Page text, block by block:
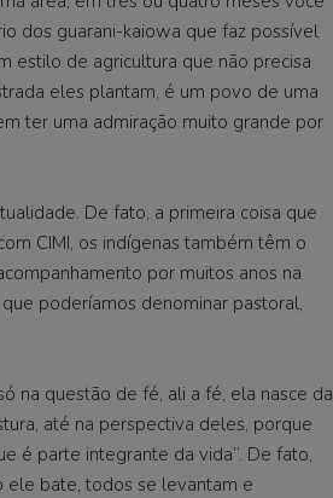
dos guarani-kaiowa que faz possível
estilo de agricultura que não precisa
eles plantam, é um povo de uma
ter uma admiração muito grande por
De fato, a primeira coisa que
CIMI, os indígenas também têm o
por muitos anos na
poderíamos denominar pastoral,
na questão de fé, ali a fé, ela nasce da
até na perspectiva deles, porque
é parte integrante da vida”. De fato,
ele bate, todos se levantam e